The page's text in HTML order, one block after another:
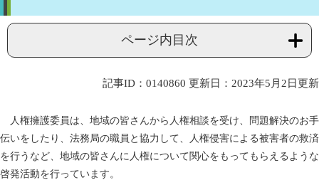
ページ内目次
記事ID：0140860 更新日：2023年5月2日更新
人権擁護委員は、地域の皆さんから人権相談を受け、問題解決のお手
伝いをしたり、法務局の職員と協力して、人権侵害による被害者の救済
を行うなど、地域の皆さんに人権について関心をもってもらえるような
啓発活動を行っています。